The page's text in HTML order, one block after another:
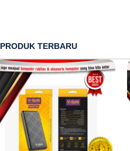
PRODUK TERBARU